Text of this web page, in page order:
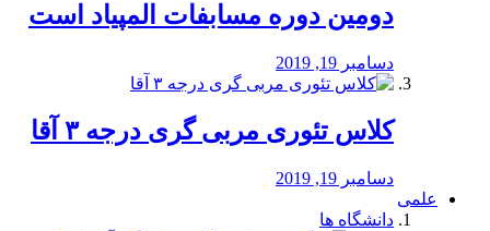
دومین دوره مسابفات المپیاد است
دسامبر 19, 2019
کلاس تئوری مربی گری درجه ۳ آقا
دسامبر 19, 2019
علمی
دانشگاه ها